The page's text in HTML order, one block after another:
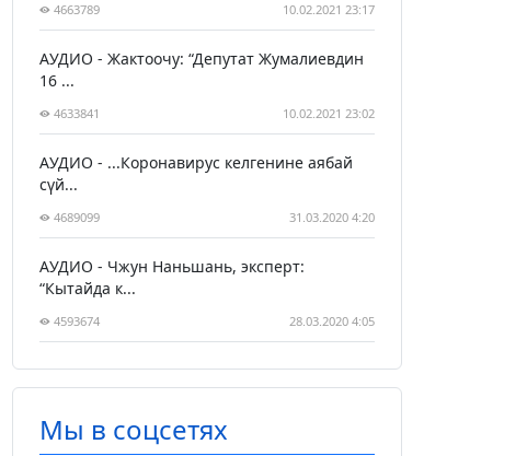
4663789 10.02.2021 23:17
АУДИО - Жактоочу: “Депутат Жумалиевдин
16 ...
4633841 10.02.2021 23:02
АУДИО - ...Коронавирус келгенине аябай
сүй...
4689099 31.03.2020 4:20
АУДИО - Чжун Наньшань, эксперт:
“Кытайда к...
4593674 28.03.2020 4:05
Мы в соцсетях